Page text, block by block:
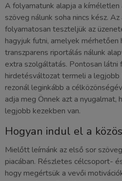
A folyamatunk alapja a
szöveg nálunk soha nincs kész.
folyamatosan teszteljük az
hagyjuk futni, amelyek
transzparens riportálás nálunk
extra szolgáltatás. Pontosan látni
hirdetésváltozat termeli a
rezonál leginkább a
adja meg Önnek azt a nyugalmat,
legjobb kezekben van.
Hogyan indul el a
Mielőtt leírnánk az első sor
piacában. Részletes célcsoport-
hogy megértsük a vevői